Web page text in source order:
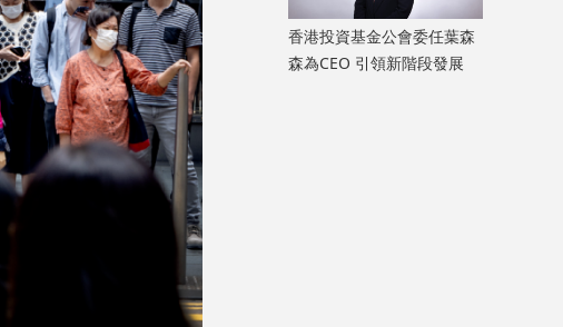
香港投資基金公會委任葉森
森為CEO 引領新階段發展